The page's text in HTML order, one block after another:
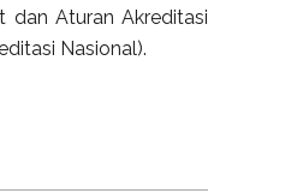
dan Aturan Akreditasi
Nasional).